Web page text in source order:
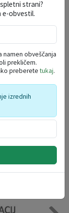
ne
1
2
8
9
15
16
22
23
5 6
strani?
e-obvestil.
namen obveščanja
prekličem.
preberetetukaj.
izrednih